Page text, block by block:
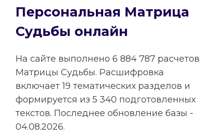
Персональная Матрица
Судьбы онлайн
На сайте выполнено 6 884 787 расчетов
Матрицы Судьбы. Расшифровка
включает19 тематических разделов и
формируется из 5 340 подготовленных
текстов. Последнее обновление базы -
04.08.2026.